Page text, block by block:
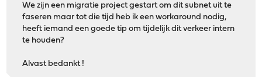
We zijn een migratie project gestart om dit subnet uit te
faseren maar tot die tijd heb ik een workaround nodig,
heeft iemand een goede tip om tijdelijk dit verkeer intern
te houden?
Alvast bedankt !